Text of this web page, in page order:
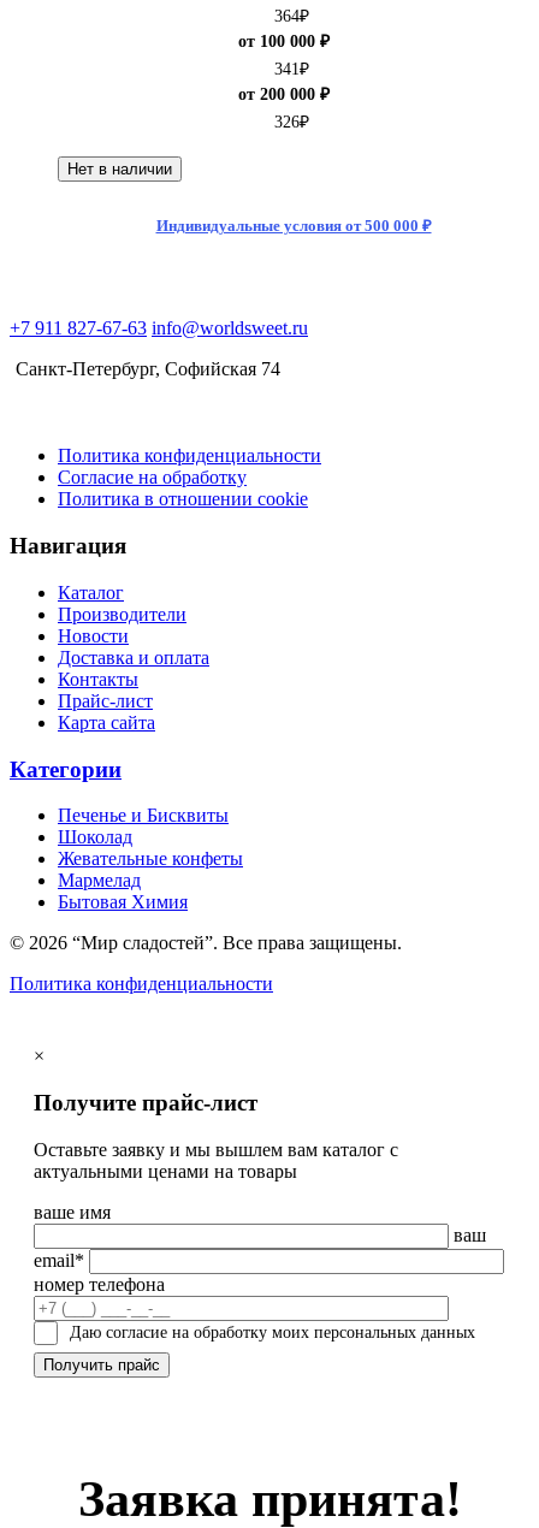
364₽
от 100 000 ₽
341₽
от 200 000 ₽
326₽
Нет в наличии
Индивидуальные условия от 500 000 ₽
+7 911 827-67-63 info@worldsweet.ru
Санкт-Петербург​, Софийская 74
Политика конфиденциальности
Согласие на обработку
Политика в отношении cookie
Навигация
Каталог
Производители
Новости
Доставка и оплата
Контакты
Прайс-лист
Карта сайта
Категории
Печенье и Бисквиты
Шоколад
Жевательные конфеты
Мармелад
Бытовая Химия
© 2026 “Мир сладостей”. Все права защищены.
Политика конфиденциальности
×
Получите прайс-лист
Оставьте заявку и мы вышлем вам каталог с
актуальными ценами на товары
ваше имя
ваш
email*
номер телефона
Даю согласие на обработку моих персональных данных
Заявка принята!